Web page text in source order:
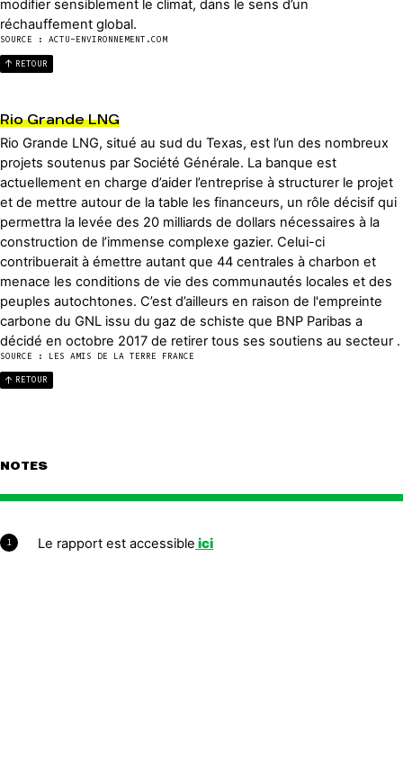
modifier sensiblement le climat, dans le sens d’un
réchauffement global.
SOURCE : ACTU-ENVIRONNEMENT.COM
RETOUR
Rio Grande LNG
Rio Grande LNG, situé au sud du Texas, est l’un des nombreux
projets soutenus par Société Générale. La banque est
actuellement en charge d’aider l’entreprise à structurer le projet
et de mettre autour de la table les financeurs, un rôle décisif qui
permettra la levée des 20 milliards de dollars nécessaires à la
construction de l’immense complexe gazier. Celui-ci
contribuerait à émettre autant que 44 centrales à charbon et
menace les conditions de vie des communautés locales et des
peuples autochtones. C’est d’ailleurs en raison de l'empreinte
carbone du GNL issu du gaz de schiste que BNP Paribas a
décidé en octobre 2017 de retirer tous ses soutiens au secteur .
SOURCE : LES AMIS DE LA TERRE FRANCE
RETOUR
NOTES
1 Le rapport est accessible ici